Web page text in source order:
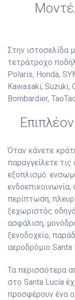
Στην ιστοσελίδα
τετράτροχο
Polaris, Honda,
Kawasaki, Suzuki,
Bombardier,
Όταν κάνετε
παραγγείλετε
εξοπλισμό:
ενδοεπικοινωνία,
περίπτωση,
ξεχωριστός
ασφάλιση,
ξενοδοχείο,
αεροδρόμιο Santa
Τα περισσότερα
στο Santa Lucía
προσφέρουν ένα